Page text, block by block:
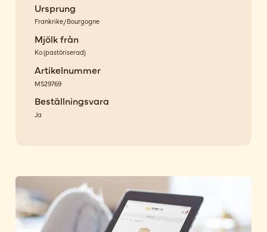
Ursprung
Frankrike/Bourgogne
Mjölk från
Ko(pastöriserad)
Artikelnummer
MS29769
Beställningsvara
Ja